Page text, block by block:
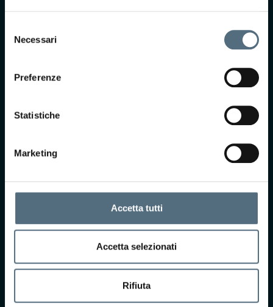
delNecessari
Preferenze
Statistiche
Marketing
Accetta tutti
Accetta selezionati
Rifiuta
Accetto Termini e
casella, acconsento i
sensi dell'art. 13 del
GDPRLeggi
l'informativa privacy
Acconsento al